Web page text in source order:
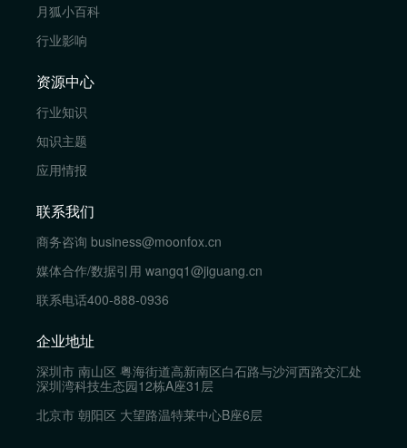
月狐小百科
行业影响
资源中心
行业知识
知识主题
应用情报
联系我们
商务咨询 business@moonfox.cn
媒体合作/数据引用 wangq1@jiguang.cn
联系电话400-888-0936
企业地址
深圳市 南山区 粤海街道高新南区白石路与沙河西路交汇处
深圳湾科技生态园12栋A座31层
北京市 朝阳区 大望路温特莱中心B座6层